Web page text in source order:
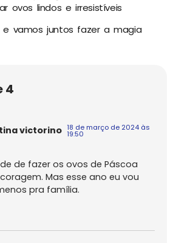
ovos lindos e irresistíveis
e vamos juntos fazer a magia
4
victorino 18 de março de 2024 às
19:50
de fazer os ovos de Páscoa
Mas esse ano eu vou
pra família.